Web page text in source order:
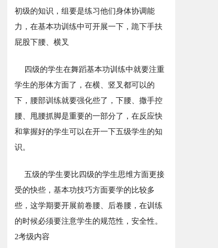
初级的知识，组要是练习他们身体协调能
力，在基本功训练中可开展一下，跪下手扶
屁股下腰、横叉
四级的学生在舞蹈基本功训练中就要注重
学生的形体方面了，在横、竖叉都可以的
下，腰部训练就要强化些了，下腰、撒手控
腰、甩腰抓脚是重要的一部分了，在反应快
和掌握好的学生可以在开一下五级学生的知
识。
五级的学生要比四级的学生思维方面更接
受的快些，基本功技巧方面要学的比较多
些，这学期要开展前卷腰、后卷腰，在训练
的时候必须要注意学生的规范性，安全性。
2考级内容